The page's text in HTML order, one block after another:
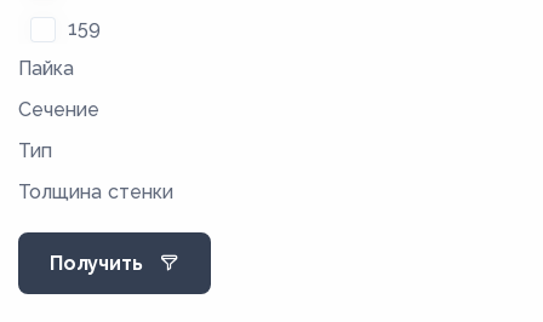
159
16
18
22
25
27,4
Пайка
Сечение
Тип
Толщина стенки
Получить